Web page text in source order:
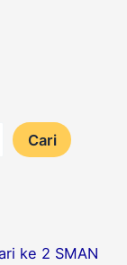
Cari
ke 2 SMAN